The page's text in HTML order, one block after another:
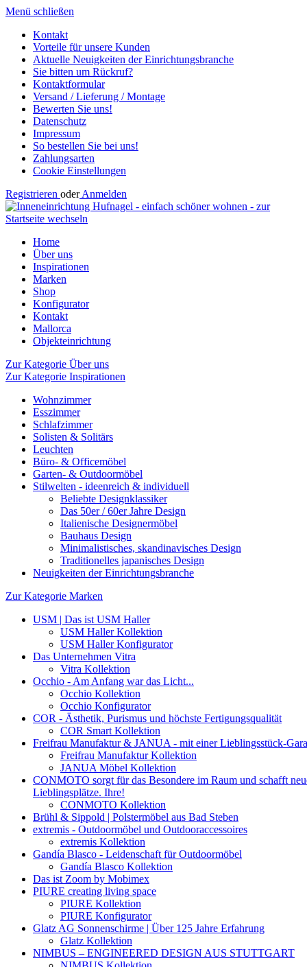
Menü schließen
Kontakt
Vorteile für unsere Kunden
Aktuelle Neuigkeiten der Einrichtungsbranche
Sie bitten um Rückruf?
Kontaktformular
Versand / Lieferung / Montage
Bewerten Sie uns!
Datenschutz
Impressum
So bestellen Sie bei uns!
Zahlungsarten
Cookie Einstellungen
Registrieren oderAnmelden
Home
Über uns
Inspirationen
Marken
Shop
Konfigurator
Kontakt
Mallorca
Objekteinrichtung
Zur Kategorie Über uns
Zur Kategorie Inspirationen
Wohnzimmer
Esszimmer
Schlafzimmer
Solisten & Solitärs
Leuchten
Büro- & Officemöbel
Garten- & Outdoormöbel
Stilwelten - ideenreich & individuell
Beliebte Designklassiker
Das 50er / 60er Jahre Design
Italienische Designermöbel
Bauhaus Design
Minimalistisches, skandinavisches Design
Traditionelles japanisches Design
Neuigkeiten der Einrichtungsbranche
Zur Kategorie Marken
USM | Das ist USM Haller
USM Haller Kollektion
USM Haller Konfigurator
Das Unternehmen Vitra
Vitra Kollektion
Occhio - Am Anfang war das Licht...
Occhio Kollektion
Occhio Konfigurator
COR - Ästhetik, Purismus und höchste Fertigungsqualität
COR Smart Kollektion
Freifrau Manufaktur & JANUA - mit einer Lieblingsstück-
Freifrau Manufaktur Kollektion
JANUA Möbel Kollektion
CONMOTO sorgt für das Besondere im Raum und schafft
Lieblingsplätze. Ihre!
CONMOTO Kollektion
Brühl & Sippold | Polstermöbel aus Bad Steben
extremis - Outdoormöbel und Outdooraccessoires
extremis Kollektion
Gandía Blasco - Leidenschaft für Outdoormöbel
Gandía Blasco Kollektion
Das ist Zoom by Mobimex
PIURE creating living space
PIURE Kollektion
PIURE Konfigurator
Glatz AG Sonnenschirme | Über 125 Jahre Erfahrung
Glatz Kollektion
NIMBUS – ENGINEERED DESIGN AUS STUTTGART